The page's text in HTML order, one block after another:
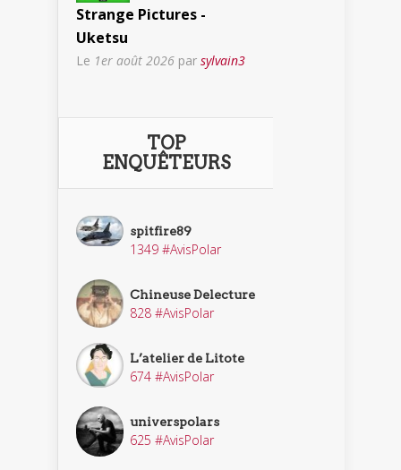
Strange Pictures -
Uketsu
Le 1er août 2026 par sylvain3
TOP
ENQUÊTEURS
spitfire89
1349 #AvisPolar
Chineuse Delecture
828 #AvisPolar
L’atelier de Litote
674 #AvisPolar
universpolars
625 #AvisPolar